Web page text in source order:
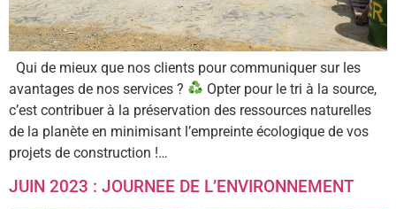
Qui de mieux que nos clients pour communiquer sur les
avantages de nos services ?
Opter pour le tri à la source,
c’est contribuer à la préservation des ressources naturelles
de la planète en minimisant l’empreinte écologique de vos
projets de construction !…
JUIN 2023 : JOURNEE DE L’ENVIRONNEMENT